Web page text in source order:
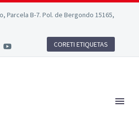
Parcela B-7. Pol. de Bergondo 15165,
CORETI ETIQUETAS